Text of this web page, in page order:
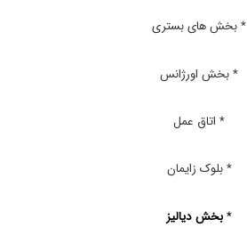
* بخش های بستری
* بخش اورژانس
* اتاق عمل
* بلوک زایمان
*بخش دیالیز